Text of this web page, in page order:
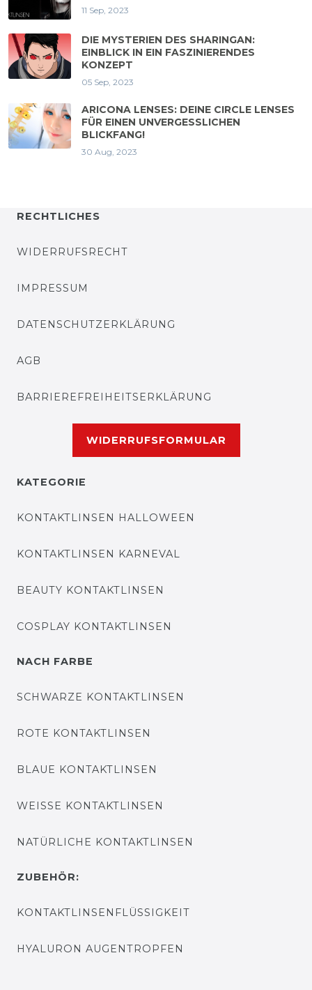
11 Sep, 2023
DIE MYSTERIEN DES SHARINGAN:
EINBLICK IN EIN FASZINIERENDES
KONZEPT
05 Sep, 2023
ARICONA LENSES: DEINE CIRCLE LENSES
FÜR EINEN UNVERGESSLICHEN
BLICKFANG!
30 Aug, 2023
RECHTLICHES
WIDERRUFSRECHT
IMPRESSUM
DATENSCHUTZERKLÄRUNG
AGB
BARRIEREFREIHEITSERKLÄRUNG
WIDERRUFSFORMULAR
KATEGORIE
KONTAKTLINSEN HALLOWEEN
KONTAKTLINSEN KARNEVAL
BEAUTY KONTAKTLINSEN
COSPLAY KONTAKTLINSEN
NACH FARBE
SCHWARZE KONTAKTLINSEN
ROTE KONTAKTLINSEN
BLAUE KONTAKTLINSEN
WEISSE KONTAKTLINSEN
NATÜRLICHE KONTAKTLINSEN
ZUBEHÖR:
KONTAKTLINSENFLÜSSIGKEIT
HYALURON AUGENTROPFEN